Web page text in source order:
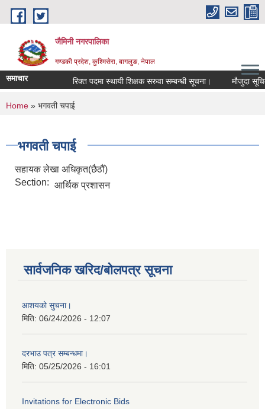
Skip to main content
जैमिनी नगरपालिका
गण्डकी प्रदेश, कुश्मिसेरा, बागलुङ, नेपाल
समाचार रिक्त पदमा स्थायी शिक्षक सरुवा सम्बन्धी सूचना। मौजुदा
You are here
Home » भगवती चपाई
भगवती चपाई
सहायक लेखा अधिकृत(छैठौं)
Section: आर्थिक प्रशासन
सार्वजनिक खरिद/बोलपत्र सूचना
आशयको सुचना।
मिति: 06/24/2026 - 12:07
दरभाउ पत्र सम्बन्धमा।
मिति: 05/25/2026 - 16:01
Invitations for Electronic Bids